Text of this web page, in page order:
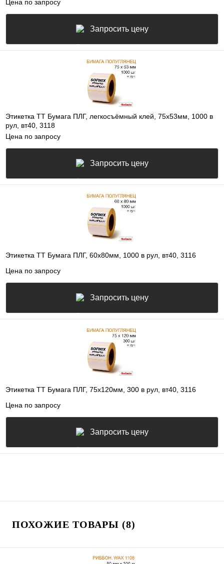
Цена по запросу
Запросить цену
Этикетка ТТ Бумага ПЛГ, легкосъёмный клей, 75х53мм, 1000 в
рул, вт40, 3118
Цена по запросу
Запросить цену
Этикетка ТТ Бумага ПЛГ, 60х80мм, 1000 в рул, вт40, 3116
Цена по запросу
Запросить цену
Этикетка ТТ Бумага ПЛГ, 75х120мм, 300 в рул, вт40, 3116
Цена по запросу
Запросить цену
ПОХОЖИЕ ТОВАРЫ (8)